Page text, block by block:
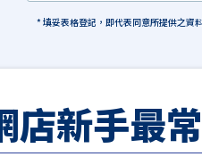
* 填妥表格登記，即代表同意所提供之資
店新手最